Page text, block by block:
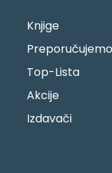
Knjige
Preporučujemo
Top-Lista
Akcije
Izdavači